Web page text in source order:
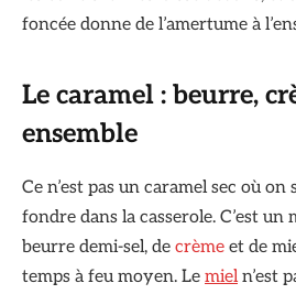
foncée donne de l’amertume à
Le caramel : beurre,
ensemble
Ce n’est pas un caramel sec où
fondre dans la casserole. C’est un
beurre demi-sel, de crème et de
temps à feu moyen. Le mieln’est